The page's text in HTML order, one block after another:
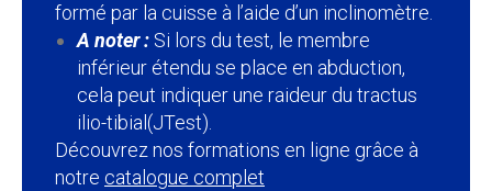
formé par la cuisse à l’aide d’un inclinomètre.
A noter : Si lors du test, le membre
inférieur étendu se place en abduction,
cela peut indiquer une raideur du tractus
ilio-tibial(JTest).
Découvrez nos formations en ligne grâce à
notre catalogue complet